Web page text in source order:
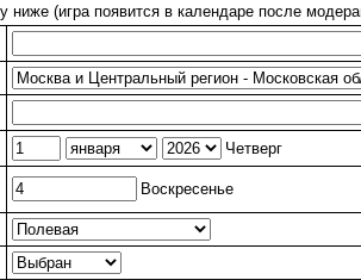
ниже (игра появится в календаре после
Четверг
Воскресенье